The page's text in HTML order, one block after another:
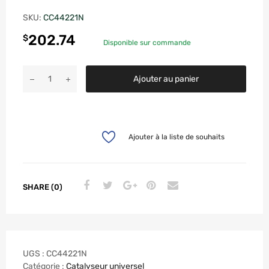
SKU: CC44221N
$202.74 Disponible sur commande
Ajouter au panier
Ajouter à la liste de souhaits
SHARE (0)
UGS : CC44221N
Catégorie : Catalyseur universel